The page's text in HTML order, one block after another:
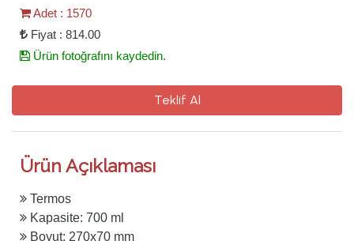
Adet : 1570
Fiyat : 814.00
Ürün fotoğrafını kaydedin.
Teklif Al
Ürün Açıklaması
Termos
Kapasite: 700 ml
Boyut: 270x70 mm